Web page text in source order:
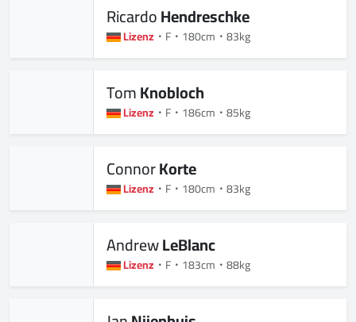
RicardoHendreschke
Lizenz F 180cm 83kg
TomKnobloch
Lizenz F 186cm 85kg
ConnorKorte
Lizenz F 180cm 83kg
AndrewLeBlanc
Lizenz F 183cm 88kg